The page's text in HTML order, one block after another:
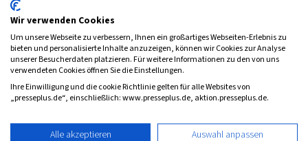
Federwelt
Schreiben, Veröffentlichen
GALORE
Das Interview Magazin
Wir verwenden Cookies
Um unsere Webseite zu verbessern, Ihnen ein großartiges Webseiten-Erlebnis zu
bieten und personalisierte Inhalte anzuzeigen, können wir Cookies zur Analyse
unserer Besucherdaten platzieren. Für weitere Informationen zu den von uns
verwendeten Cookies öffnen Sie die Einstellungen.
Ihre Einwilligung und die cookie Richtlinie gelten für alle Websites von
„presseplus.de“, einschließlich: www.presseplus.de, aktion.presseplus.de.
Alle akzeptieren Auswahl anpassen